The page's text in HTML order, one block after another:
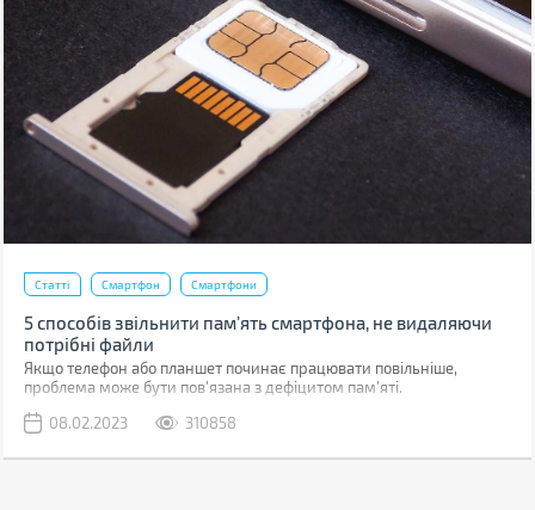
Статті Смартфон Смартфони
5 способів звільнити пам’ять смартфона, не видаляючи
потрібні файли
Якщо телефон або планшет починає працювати повільніше,
проблема може бути пов'язана з дефіцитом пам'яті.
08.02.2023
310858